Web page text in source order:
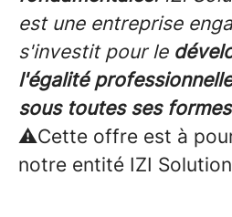
est une entreprise
s'investit pour le
l'égalité
sous toutes ses
⚠️Cette offre est à
notre entité IZI